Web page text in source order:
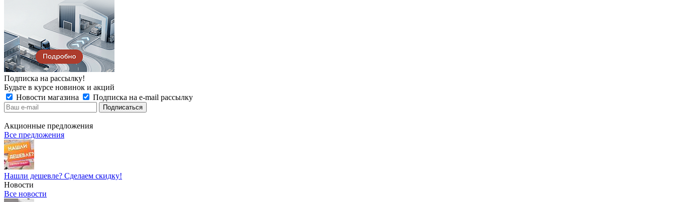
Подписка на рассылку!
Будьте в курсе новинок и акций
Новости магазина
Подписка на e-mail рассылку
Акционные предложения
Все предложения
Нашли дешевле? Сделаем скидку!
Новости
Все новости